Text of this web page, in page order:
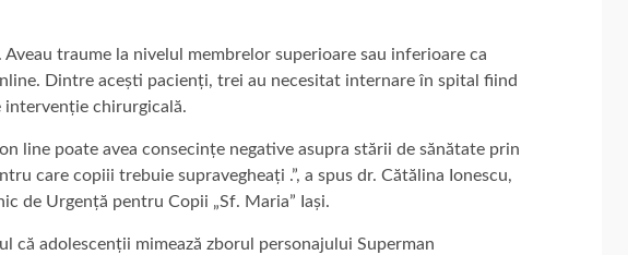
traume la nivelul membrelor superioare sau inferioare ca
Dintre acești pacienți, trei au necesitat internare în spital fiind
intervenție chirurgicală.
line poate avea consecințe negative asupra stării de sănătate prin
care copiii trebuie supravegheați .”, a spus dr. Cătălina Ionescu,
de Urgență pentru Copii „Sf. Maria” Iași.
că adolescenții mimează zborul personajului Superman